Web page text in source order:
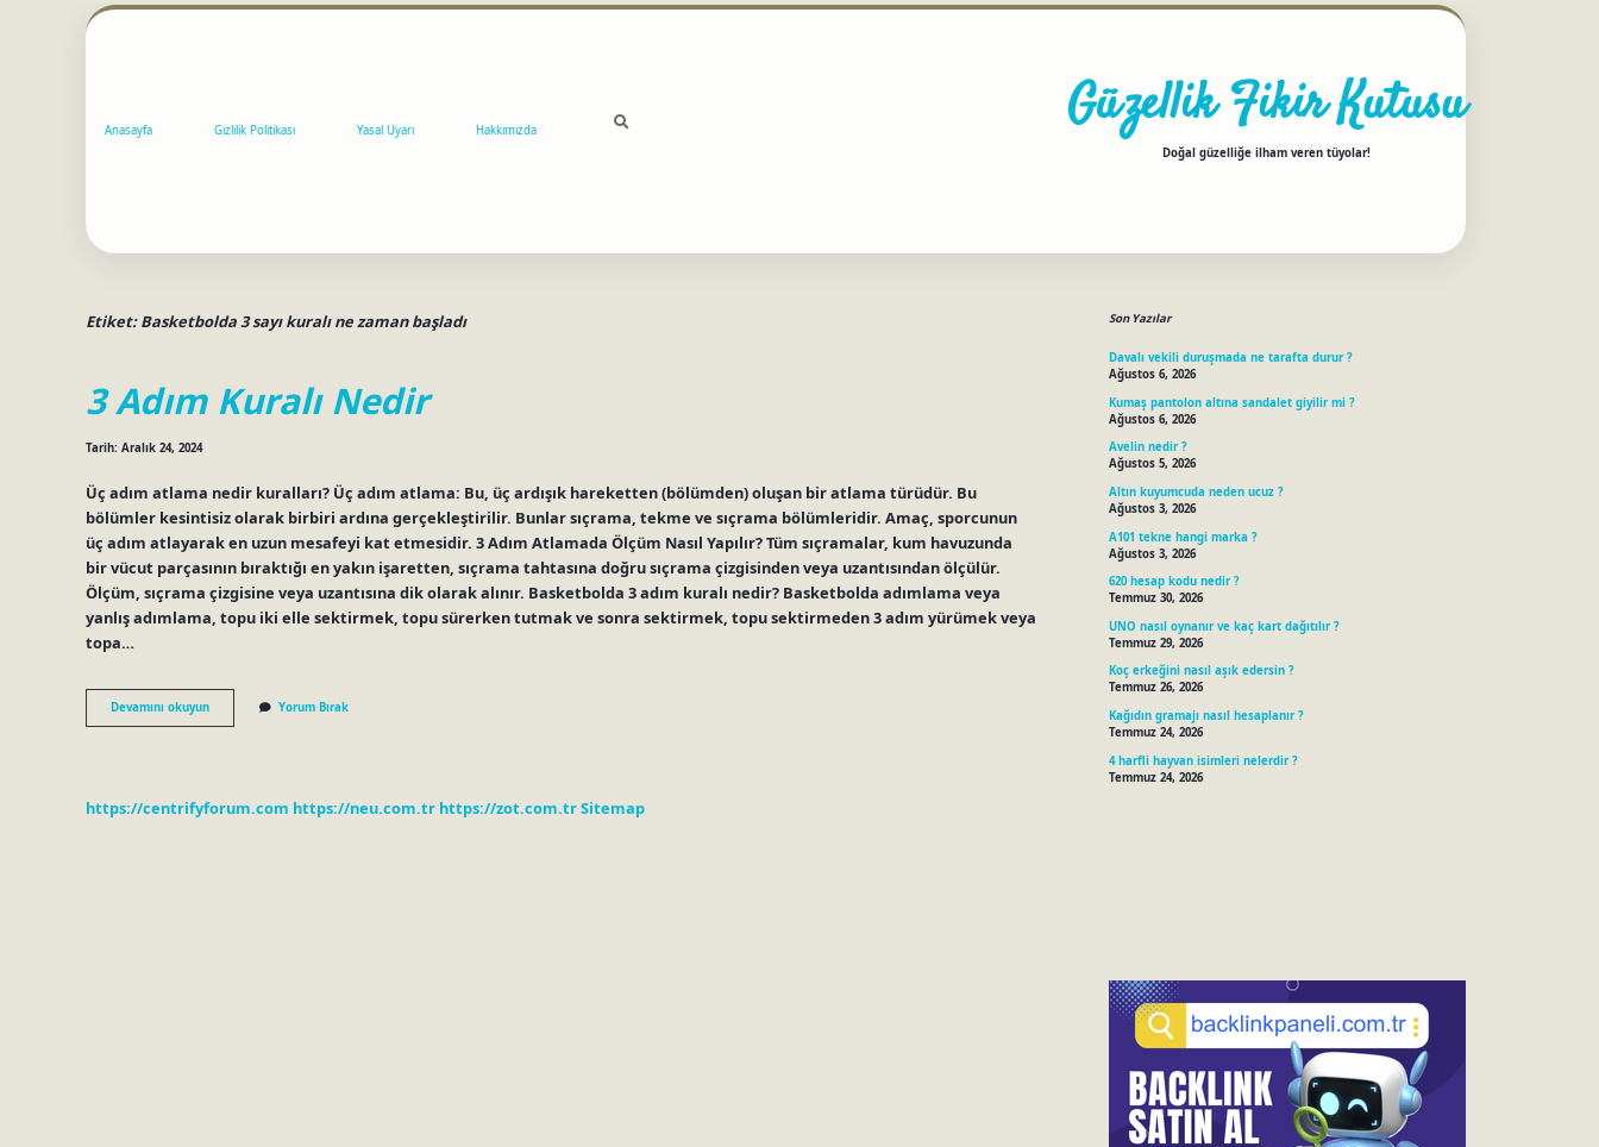
Anasayfa Gizlilik Politikası Yasal Uyarı Hakkımızda Güzellik Fikir Kutusu
Doğal güzelliğe ilham veren tüyolar!
Etiket:Basketbolda 3 sayı kuralı ne zaman başladı
3 Adım Kuralı Nedir
Tarih: Aralık 24, 2024
Üç adım atlama nedir kuralları? Üç adım atlama: Bu, üç ardışık hareketten (bölümden) oluşan bir atlama türüdür. Bu
bölümler kesintisiz olarak birbiri ardına gerçekleştirilir. Bunlar sıçrama, tekme ve sıçrama bölümleridir. Amaç, sporcunun
üç adım atlayarak en uzun mesafeyi kat etmesidir. 3 Adım Atlamada Ölçüm Nasıl Yapılır? Tüm sıçramalar, kum havuzunda
bir vücut parçasının bıraktığı en yakın işaretten, sıçrama tahtasına doğru sıçrama çizgisinden veya uzantısından ölçülür.
Ölçüm, sıçrama çizgisine veya uzantısına dik olarak alınır. Basketbolda 3 adım kuralı nedir? Basketbolda adımlama veya
yanlış adımlama, topu iki elle sektirmek, topu sürerken tutmak ve sonra sektirmek, topu sektirmeden 3 adım yürümek veya
topa…
Devamını okuyun3
Adım
Yorum Bırak
https://centrifyforum.com https://neu.com.tr https://zot.com.trSitemap
Son Yazılar
Davalı vekili duruşmada ne tarafta durur ?
Ağustos 6, 2026
Kumaş pantolon altına sandalet giyilir mi ?
Ağustos 6, 2026
Avelin nedir ?
Ağustos 5, 2026
Altın kuyumcuda neden ucuz ?
Ağustos 3, 2026
A101 tekne hangi marka ?
Ağustos 3, 2026
620 hesap kodu nedir ?
Temmuz 30, 2026
UNO nasıl oynanır ve kaç kart dağıtılır ?
Temmuz 29, 2026
Koç erkeğini nasıl aşık edersin ?
Temmuz 26, 2026
Kağıdın gramajı nasıl hesaplanır ?
Temmuz 24, 2026
4 harfli hayvan isimleri nelerdir ?
Temmuz 24, 2026